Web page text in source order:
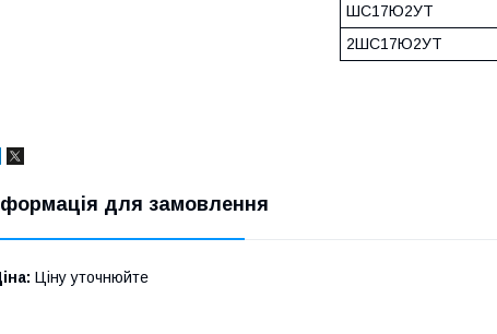
ШС17Ю2УТ
2ШС17Ю2УТ
для замовлення
Ціну уточнюйте